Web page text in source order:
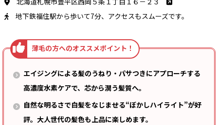
地下鉄福住駅から歩いて7分、アクセスもスムーズです。
エイジングによる髪のうねり・パサつきにアプローチする
高濃度水素ケアで、芯から潤う髪質へ。
自然な明るさで白髪をなじませる“ぼかしハイライト”が好
評。大人世代の髪色も上品に楽しめます。